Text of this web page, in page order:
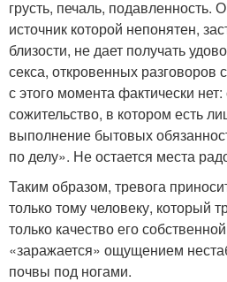
грусть, печаль,
источник которой непонятен,
близости, не дает получать
секса, откровенных
с этого момента фактически
сожительство, в котором есть
выполнение бытовых
по делу». Не остается места
Таким образом, тревога
только тому человеку, который
только качество его
«заражается» ощущением
почвы под ногами.